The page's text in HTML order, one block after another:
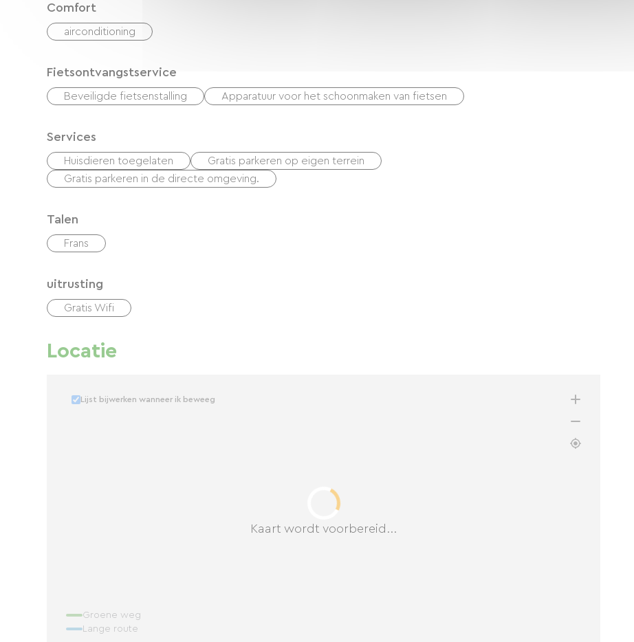
Comfort
airconditioning
Fietsontvangstservice
Beveiligde fietsenstalling Apparatuur voor het schoonmaken van fietsen
Services
Huisdieren toegelaten
Gratis parkeren op eigen terrein
Gratis parkeren in de directe omgeving.
Talen
Frans
uitrusting
Gratis Wifi
Locatie
Kaart wordt voorbereid...
Lijst bijwerken wanneer ik beweeg
Groene weg
Lange route